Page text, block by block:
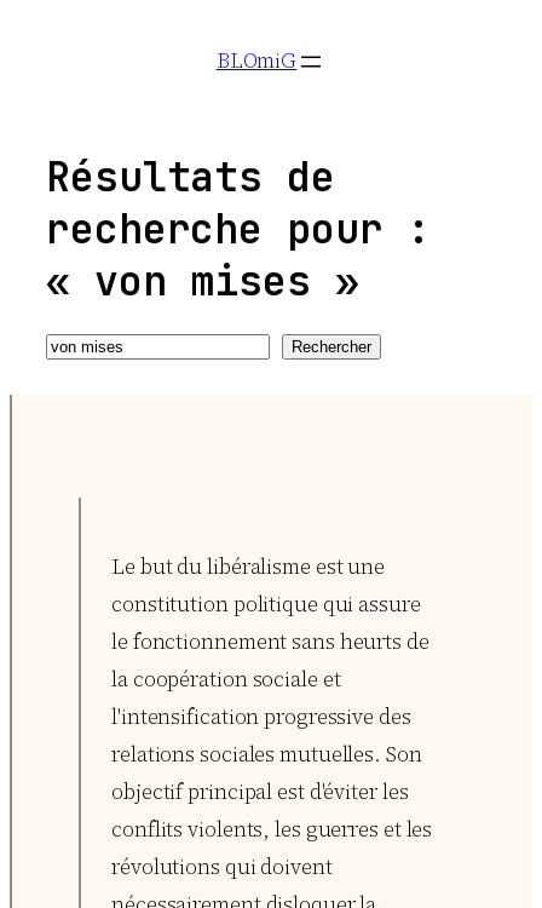
BLOmiG
Résultats de
recherche pour :
« von mises »
Recherche Rechercher
Le but du libéralisme est une
constitution politique qui assure
le fonctionnement sans heurts de
la coopération sociale et
l'intensification progressive des
relations sociales mutuelles. Son
objectif principal est d'éviter les
conflits violents, les guerres et les
révolutions qui doivent